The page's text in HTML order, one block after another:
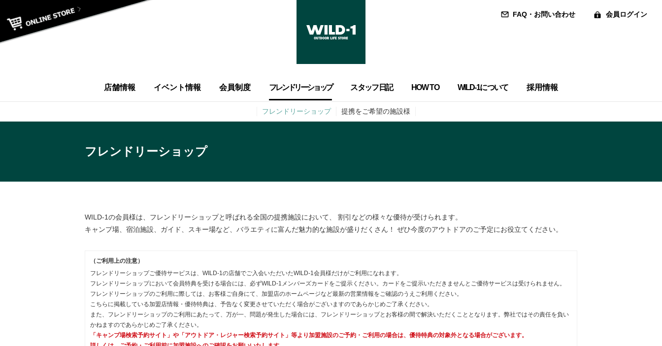
FAQ・お問い合わせ 会員ログイン
店舗情報 イベント情報 会員制度 フレンドリーショップ スタッフ日記 HOW TO WILD-1について 採用情報
フレンドリーショップ 提携をご希望の施設様
フレンドリーショップ
WILD-1の会員様は、フレンドリーショップと呼ばれる全国の提携施設において、 割引などの様々な優待が受けられます。
キャンプ場、宿泊施設、ガイド、スキー場など、バラエティに富んだ魅力的な施設が盛りだくさん！ ぜひ今度のアウトドアのご予定にお役立てください。
（ご利用上の注意）
フレンドリーショップご優待サービスは、WILD-1の店舗でご入会いただいたWILD-1会員様だけがご利用になれます。
フレンドリーショップにおいて会員特典を受ける場合には、必ずWILD-1メンバーズカードをご提示ください。カードをご提示いただきませんとご優待サービスは受けられません。
フレンドリーショップのご利用に際しては、お客様ご自身にて、加盟店のホームページなど最新の営業情報をご確認のうえご利用ください。
こちらに掲載している加盟店情報・優待特典は、予告なく変更させていただく場合がございますのであらかじめご了承ください。
また、フレンドリーショップのご利用にあたって、万が一、問題が発生した場合には、フレンドリーショップとお客様の間で解決いただくこととなります。弊社ではその責任を負い
かねますのであらかじめご了承ください。
「キャンプ場検索予約サイト」や「アウトドア・レジャー検索予約サイト」等より加盟施設のご予約・ご利用の場合は、優待特典の対象外となる場合がございます。